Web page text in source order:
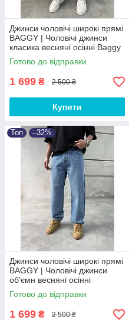
Джинси чоловічі широкі прямі
BAGGY | Чоловічі джинси
класика весняні осінні Baggy
Готово до відправки
1 699 ₴ 2 500 ₴
Купити
Топ –32%
Джинси чоловічі широкі прямі
BAGGY | Чоловічі джинси
обʼємн весняні осінні
Туреччина
Готово до відправки
1 699 ₴ 2 500 ₴